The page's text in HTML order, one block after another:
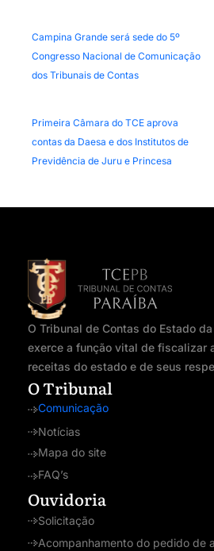
Campina Grande será sede do 5º
Congresso Nacional de Comunicação
dos Tribunais de Contas
Primeira Câmara do TCE aprova
contas da Daesa e dos Institutos de
Previdência de Juru e Princesa
O Tribunal de Contas do Estado
exerce a função vital de fiscalizar
receitas do estado e de seus
O Tribunal
Comunicação
Notícias
Mapa do site
FAQ’s
Ouvidoria
Solicitação
Acompanhamento do pedido de